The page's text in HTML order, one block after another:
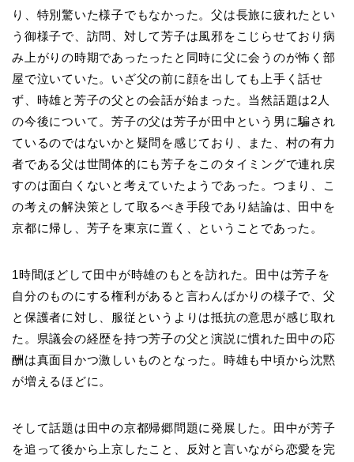
り、特別驚いた様子でもなかった。父は長旅に疲れたとい
う御様子で、訪問、対して芳子は風邪をこじらせており病
み上がりの時期であったったと同時に父に会うのが怖く部
屋で泣いていた。いざ父の前に顔を出しても上手く話せ
ず、時雄と芳子の父との会話が始まった。当然話題は2人
の今後について。芳子の父は芳子が田中という男に騙され
ているのではないかと疑問を感じており、また、村の有力
者である父は世間体的にも芳子をこのタイミングで連れ戻
すのは面白くないと考えていたようであった。つまり、こ
の考えの解決策として取るべき手段であり結論は、田中を
京都に帰し、芳子を東京に置く、ということであった。
1時間ほどして田中が時雄のもとを訪れた。田中は芳子を
自分のものにする権利があると言わんばかりの様子で、父
と保護者に対し、服従というよりは抵抗の意思が感じ取れ
た。県議会の経歴を持つ芳子の父と演説に慣れた田中の応
酬は真面目かつ激しいものとなった。時雄も中頃から沈黙
が増えるほどに。
そして話題は田中の京都帰郷問題に発展した。田中が芳子
を追って後から上京したこと、反対と言いながら恋愛を完